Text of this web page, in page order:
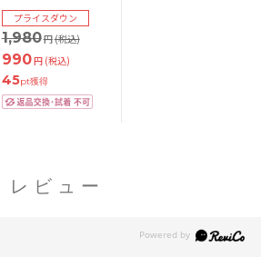
ボ バックレースショ
ーツ 全4色 M/L
1,980円(税込)
プライスダウン
990円 (税込)
45pt獲得
レビュー